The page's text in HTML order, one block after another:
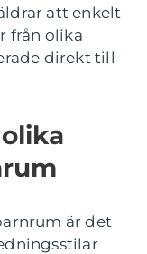
att enkelt
från olika
direkt till
är det